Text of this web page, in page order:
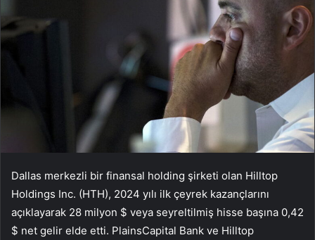
Dallas merkezli bir finansal holding şirketi olan Hilltop
Holdings Inc. (HTH), 2024 yılı ilk çeyrek kazançlarını
açıklayarak 28 milyon $ veya seyreltilmiş hisse başına 0,42
$ net gelir elde etti. PlainsCapital Bank ve Hilltop